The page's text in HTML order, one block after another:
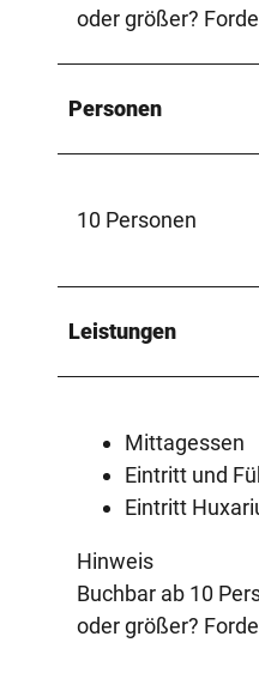
oder größer?
Personen
10 Personen
Leistungen
Mittagessen
Eintritt und
Eintritt
Hinweis
Buchbar ab 10
oder größer?